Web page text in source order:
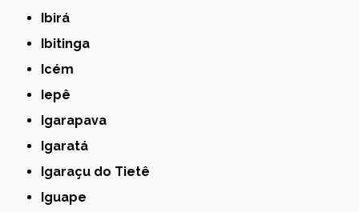
Ibirá
Ibitinga
Icém
Iepê
Igarapava
Igaratá
Igaraçu do Tietê
Iguape